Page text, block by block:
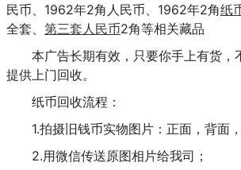
民币、1962年2角人民币、1962年2角纸
全套、 第三套人民币2角等相关藏品
本广告长期有效，只要你手上有货，
提供上门回收。
纸币回收流程：
1.拍摄旧钱币实物图片：正面，背面，
2.用微信传送原图相片给我司；